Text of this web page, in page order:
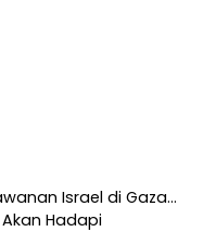
Israel di Gaza…
Hadapi